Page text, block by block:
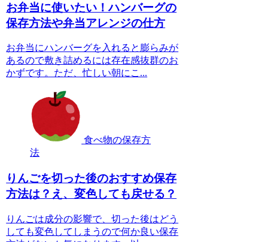
お弁当に使いたい！ハンバーグの
保存方法や弁当アレンジの仕方
お弁当にハンバーグを入れると膨らみが
あるので敷き詰めるには存在感抜群のお
かずです。ただ、忙しい朝にこ...
食べ物の保存方
法
りんごを切った後のおすすめ保存
方法は？え、変色しても戻せる？
りんごは成分の影響で、切った後はどう
しても変色してしまうので何か良い保存